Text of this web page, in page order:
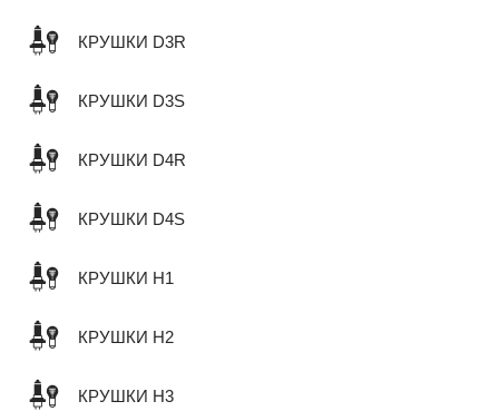
КРУШКИ D3R
КРУШКИ D3S
КРУШКИ D4R
КРУШКИ D4S
КРУШКИ H1
КРУШКИ H2
КРУШКИ H3